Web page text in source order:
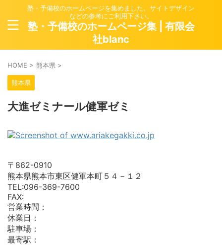
塾・予備校のホームページを集めました。サイトデザイン
などの参考にご利用下さい。
塾・予備校のホームページ集 | 有限会
社blanc
HOME > 熊本県 >
熊本県
大進ゼミナール健軍ゼミ
〒862-0910
熊本県熊本市東区健軍本町５４－１２
TEL:096-369-7600
FAX:
営業時間：
休業日：
駐車場：
最寄駅：